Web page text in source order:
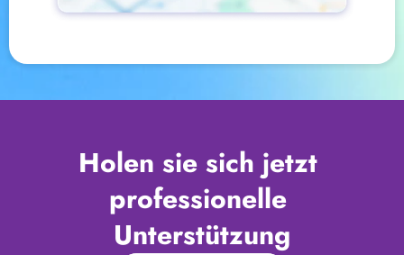
Holen sie sich jetzt
professionelle
Unterstützung